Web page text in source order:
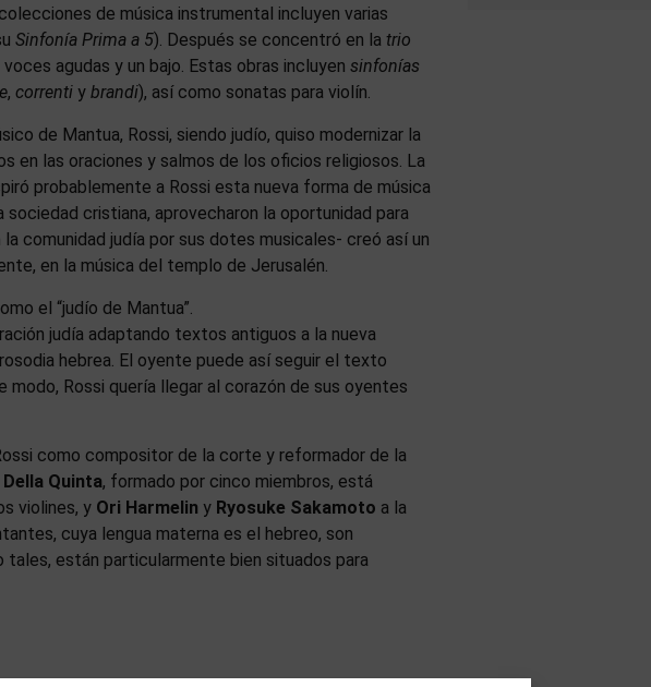
de música instrumental incluyen varias
Sinfonía Prima a 5). Después se concentró en la trio
agudas y un bajo. Estas obras incluyen sinfonías
, correnti y brandi), así como sonatas para violín.
de Mantua, Rossi, siendo judío, quiso modernizar la
en las oraciones y salmos de los oficios religiosos. La
probablemente a Rossi esta nueva forma de música
cristiana, aprovecharon la oportunidad para
comunidad judía por sus dotes musicales- creó así un
en la música del templo de Jerusalén.
el “judío de Mantua”.
judía adaptando textos antiguos a la nueva
hebrea. El oyente puede así seguir el texto
Rossi quería llegar al corazón de sus oyentes
como compositor de la corte y reformador de la
Quinta, formado por cinco miembros, está
violines, y Ori Harmelin y Ryosuke Sakamoto a la
cuya lengua materna es el hebreo, son
están particularmente bien situados para